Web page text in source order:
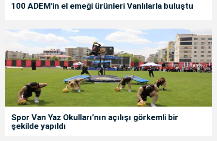
100 ADEM'in el emeği ürünleri Vanlılarla buluştu
Spor Van Yaz Okulları’nın açılışı görkemli bir
şekilde yapıldı